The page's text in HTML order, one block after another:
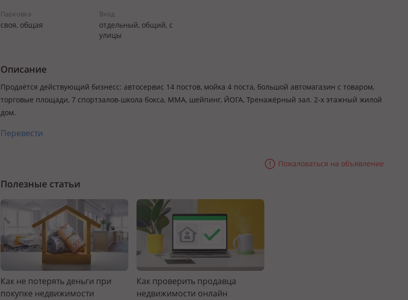
Парковка
своя, общая
Вход
отдельный, общий, с
улицы
Описание
Продаётся действующий бизнесс: автосервис 14 постов, мойка 4 поста, большой автомагазин с товаром,
торговые площади, 7 спортзалов-школа бокса, ММА, шейпинг, ЙОГА, Тренажёрный зал. 2-х этажный жилой
дом.
Перевести
Пожаловаться на объявление
Полезные статьи
Как не потерять деньги при
покупке недвижимости
Как проверить продавца
недвижимости онлайн